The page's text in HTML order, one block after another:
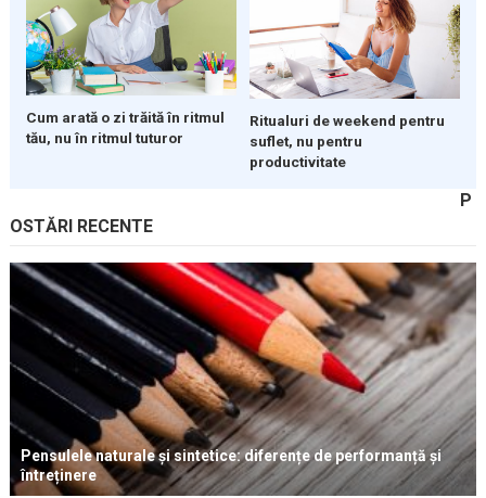
Cum arată o zi trăită în ritmul
tău, nu în ritmul tuturor
Ritualuri de weekend pentru
suflet, nu pentru
productivitate
P
OSTĂRI RECENTE
Pensulele naturale și sintetice: diferențe de performanță și
întreținere